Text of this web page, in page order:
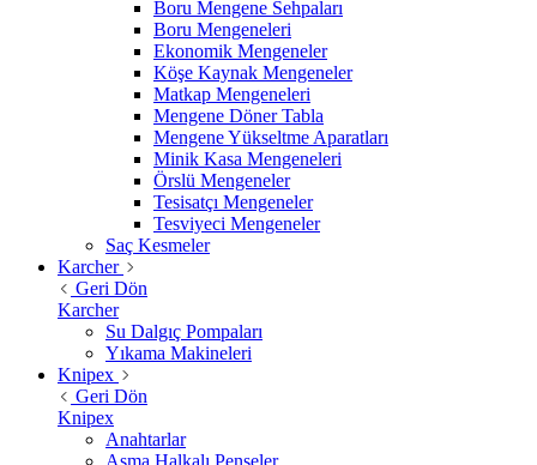
Boru Mengene Sehpaları
Boru Mengeneleri
Ekonomik Mengeneler
Köşe Kaynak Mengeneler
Matkap Mengeneleri
Mengene Döner Tabla
Mengene Yükseltme Aparatları
Minik Kasa Mengeneleri
Örslü Mengeneler
Tesisatçı Mengeneler
Tesviyeci Mengeneler
Saç Kesmeler
Karcher
Geri Dön
Karcher
Su Dalgıç Pompaları
Yıkama Makineleri
Knipex
Geri Dön
Knipex
Anahtarlar
Asma Halkalı Penseler